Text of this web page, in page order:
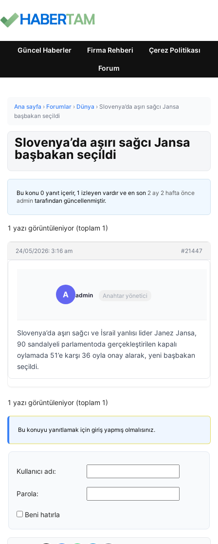
Güncel Haberler Firma Rehberi Çerez Politikası
Forum
Ana sayfa › Forumlar › Dünya › Slovenya’da aşırı sağcı Jansa
başbakan seçildi
Slovenya’da aşırı sağcı Jansa
başbakan seçildi
Bu konu 0 yanıt içerir, 1 izleyen vardır ve en son 2 ay 2 hafta önce
admin tarafından güncellenmiştir.
1 yazı görüntüleniyor (toplam 1)
24/05/2026: 3:16 am #21447
A admin Anahtar yönetici
Slovenya’da aşırı sağcı ve İsrail yanlısı lider Janez Jansa,
90 sandalyeli parlamentoda gerçekleştirilen kapalı
oylamada 51’e karşı 36 oyla onay alarak, yeni başbakan
seçildi.
1 yazı görüntüleniyor (toplam 1)
Bu konuyu yanıtlamak için giriş yapmış olmalısınız.
Kullanıcı adı:
Parola:
Beni hatırla